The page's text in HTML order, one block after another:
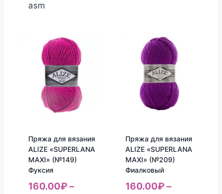
asm
Пряжа для вязания
ALIZE «SUPERLANA
MAXI» (№149)
Фуксия
160.00₽–
Пряжа для вязания
ALIZE «SUPERLANA
MAXI» (№209)
Фиалковый
160.00₽–